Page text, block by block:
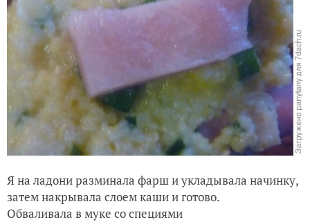
Я на ладони разминала фарш и укладывала начинку,
затем накрывала слоем каши и готово.
Обваливала в муке со специями